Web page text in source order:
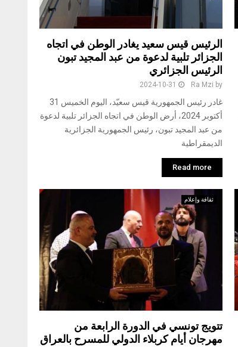
الرئيس قيس سعيد يغادر الوطن في اتجاه
الجزائر تلبية لدعوة من عبد المجيد تبون
الرئيس الجزائري
by
Ra Mzi
2024-10-31
غادر رئيس الجمهورية قيس سعيّد، اليوم الخميس 31
أكتوبر 2024، أرض الوطن في اتجاه الجزائر تلبية لدعوة
من عبد المجيد تبون، رئيس الجمهورية الجزائرية
الديمقراطية
Read more
ثقافة وإعلام
تتويج تونسي في الدورة الرابعة من
مهرجان أيام كربلاء الدولي للمسرح بالعراق